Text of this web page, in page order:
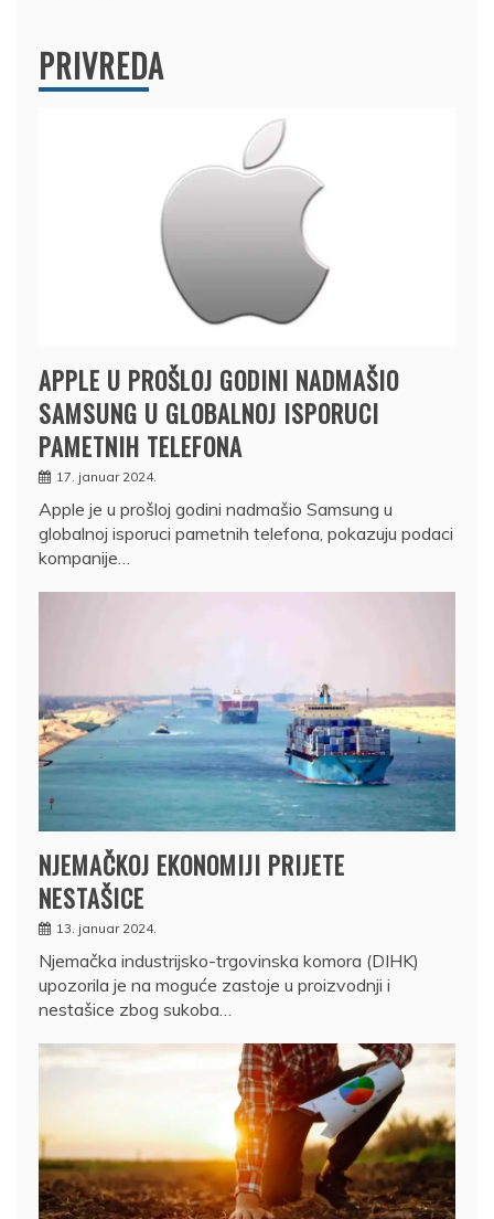
PRIVREDA
APPLE U PROŠLOJ GODINI NADMAŠIO
SAMSUNG U GLOBALNOJ ISPORUCI
PAMETNIH TELEFONA
17. januar 2024.
Apple je u prošloj godini nadmašio Samsung u
globalnoj isporuci pametnih telefona, pokazuju podaci
kompanije…
NJEMAČKOJ EKONOMIJI PRIJETE
NESTAŠICE
13. januar 2024.
Njemačka industrijsko-trgovinska komora (DIHK)
upozorila je na moguće zastoje u proizvodnji i
nestašice zbog sukoba…